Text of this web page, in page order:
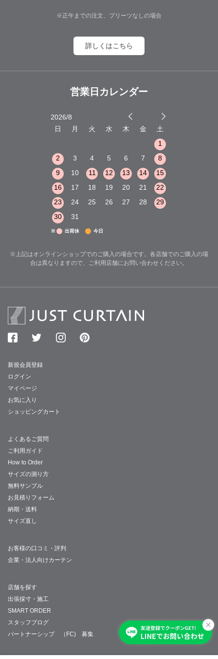
※正午までの注文、プリーツなしの場合
詳しくはこちら
営業日カレンダー
2026/8
日
月 火 水 木 金
土
1
2
3 4 5 6 7
8
9
10 11 12 13 14
15
16
17 18 19 20 21
22
23
24 25 26 27 28
29
30
31
※ 出荷休 今日
※上記はオンラインショップでのご購入の場合です。各店舗でのご購入の場
合は異なりますので、ご利用店舗にお問い合わせください。
新規会員登録
ログイン
マイページ
お気に入り
ショッピングカート
よくあるご質問
ご利用ガイド
How to Order
サイズの測り方
無料サンプル
お見積りフォーム
納期・送料
サイズ直し
お客様の口コミ・評判
企業・法人向けカーテン
店舗を探す
出張採寸・施工
SMART ORDER
スタッフブログ
パートナーシップ （FC) 募集